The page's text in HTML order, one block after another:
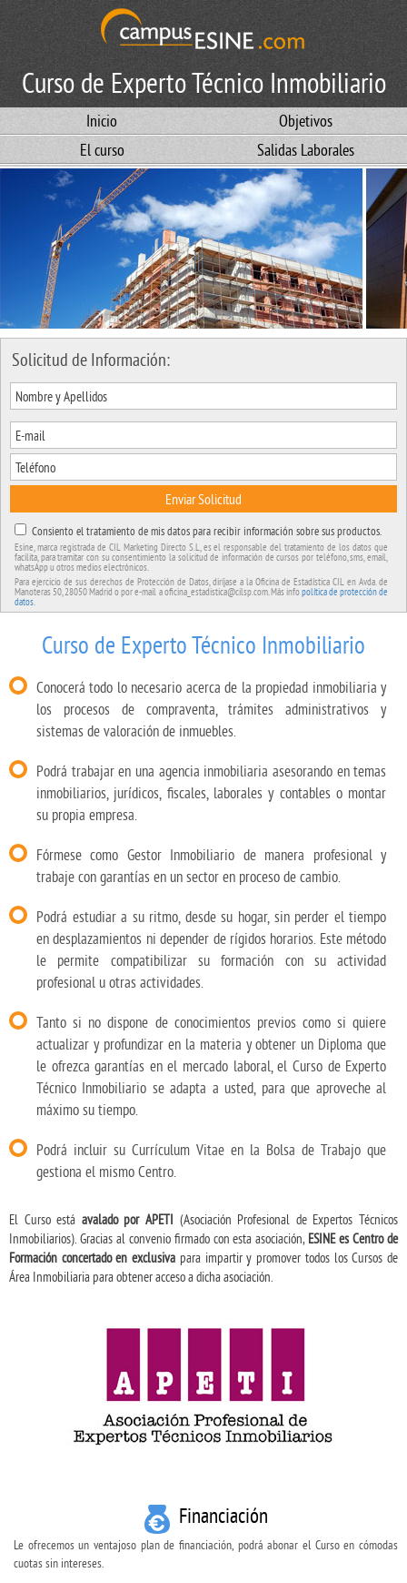
Curso de Experto Técnico Inmobiliario
Inicio
Objetivos
El curso
Salidas Laborales
Solicitud de Información:
Enviar Solicitud
Consiento el tratamiento de mis datos para recibir información sobre sus productos.
Esine, marca registrada de CIL Marketing Directo S.L, es el responsable del tratamiento de los datos que
facilita, para tramitar con su consentimiento la solicitud de información de cursos por teléfono, sms, email,
whatsApp u otros medios electrónicos.
Para ejercicio de sus derechos de Protección de Datos, diríjase a la Oficina de Estadística CIL en Avda. de
Manoteras 50, 28050 Madrid o por e-mail a oficina_estadistica@cilsp.com. Más infopolítica de protección de
datos.
Curso de Experto Técnico Inmobiliario
Conocerá todo lo necesario acerca de la propiedad inmobiliaria y
los procesos de compraventa, trámites administrativos y
sistemas de valoración de inmuebles.
Podrá trabajar en una agencia inmobiliaria asesorando en temas
inmobiliarios, jurídicos, fiscales, laborales y contables o montar
su propia empresa.
Fórmese como Gestor Inmobiliario de manera profesional y
trabaje con garantías en un sector en proceso de cambio.
Podrá estudiar a su ritmo, desde su hogar, sin perder el tiempo
en desplazamientos ni depender de rígidos horarios. Este método
le permite compatibilizar su formación con su actividad
profesional u otras actividades.
Tanto si no dispone de conocimientos previos como si quiere
actualizar y profundizar en la materia y obtener un Diploma que
le ofrezca garantías en el mercado laboral, el Curso de Experto
Técnico Inmobiliario se adapta a usted, para que aproveche al
máximo su tiempo.
Podrá incluir su Currículum Vitae en la Bolsa de Trabajo que
gestiona el mismo Centro.
El Curso está avalado por APETI (Asociación Profesional de Expertos Técnicos
Inmobiliarios). Gracias al convenio firmado con esta asociación, ESINE es Centro de
Formación concertado en exclusiva para impartir y promover todos los Cursos de
Área Inmobiliaria para obtener acceso a dicha asociación.
Financiación
Le ofrecemos un ventajoso plan de financiación, podrá abonar el Curso en cómodas
cuotas sin intereses.